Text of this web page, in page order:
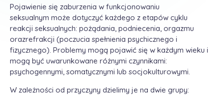
Pojawienie się zaburzenia w funkcjonowaniu
seksualnym może dotyczyć każdego z etapów cyklu
reakcji seksualnych: pożądania, podniecenia, orgazmu
orazrefrakcji (poczucia spełnienia psychicznego i
fizycznego). Problemy mogą pojawić się w każdym wieku i
mogą być uwarunkowane różnymi czynnikami:
psychogennymi, somatycznymi lub socjokulturowymi.
W zależności od przyczyny dzielimy je na dwie grupy: